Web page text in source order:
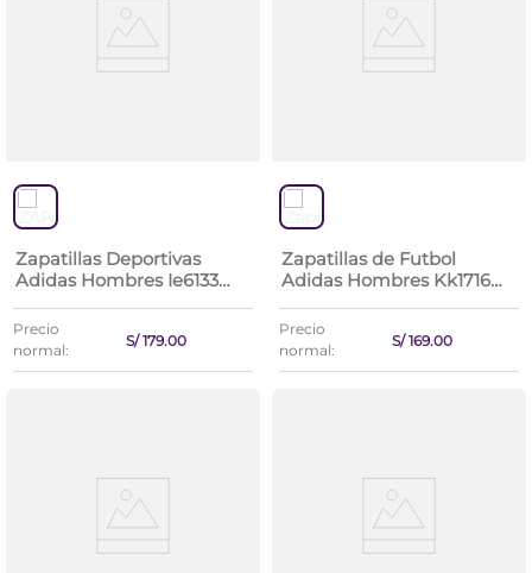
Zapatillas Deportivas
Adidas Hombres Ie6133
Precio
normal:
S/ 179.00
Zapatillas de Futbol
Adidas Hombres Kk1716
Precio
normal:
S/ 169.00